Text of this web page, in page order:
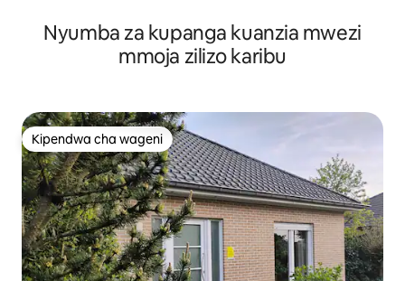
Nyumba za kupanga kuanzia mwezi
mmoja zilizo karibu
Kipendwa cha wageni
Kipendwa cha wageni